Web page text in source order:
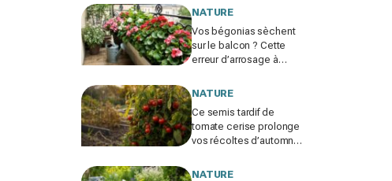
perdre toute votre
NATURE
Vos bégonias sèchent
sur le balcon ? Cette
erreur d’arrosage à
fleurs jusqu’à l’automne
NATURE
Ce semis tardif de
tomate cerise prolonge
vos récoltes d’automne
n’ont plus rien
NATURE